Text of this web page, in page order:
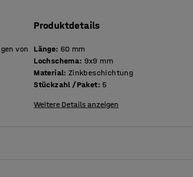
von
Produktdetails
Länge: 60 mm
Lochschema: 9x9 mm
Material: Zinkbeschichtung
Stückzahl /Paket: 5
Weitere Details anzeigen